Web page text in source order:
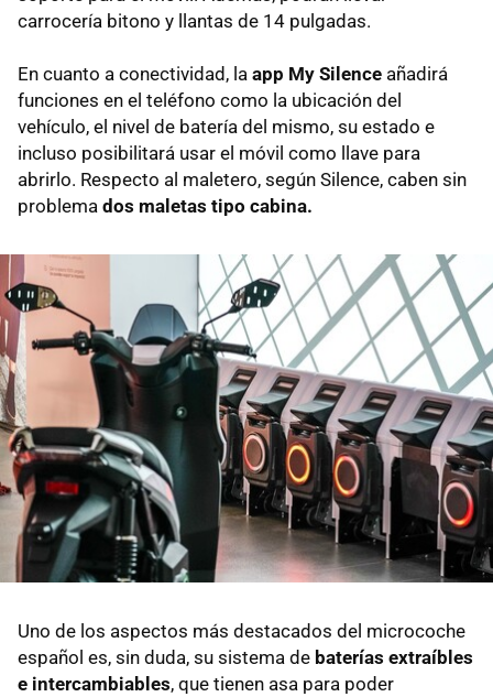
carrocería bitono y llantas de 14 pulgadas.
En cuanto a conectividad, la app My Silence añadirá
funciones en el teléfono como la ubicación del
vehículo, el nivel de batería del mismo, su estado e
incluso posibilitará usar el móvil como llave para
abrirlo. Respecto al maletero, según Silence, caben sin
problema dos maletas tipo cabina.
Uno de los aspectos más destacados del microcoche
español es, sin duda, su sistema de baterías extraíbles
e intercambiables, que tienen asa para poder